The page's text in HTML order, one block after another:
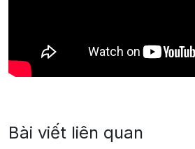
Bài viết liên quan